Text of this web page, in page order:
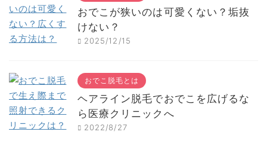
おでこが狭いのは可愛くない？垢抜
けない？
2025/12/15
おでこ脱毛とは
ヘアライン脱毛でおでこを広げるな
ら医療クリニックへ
2022/8/27